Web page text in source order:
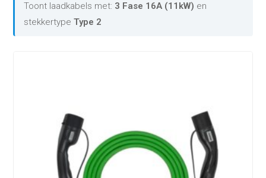
Toont laadkabels met: 3 Fase 16A (11kW) en
stekkertypeType 2